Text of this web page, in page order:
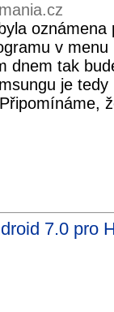
oznámena
v
dnem tak
je
7.0 pro